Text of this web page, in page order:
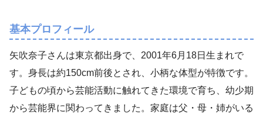
基本プロフィール
矢吹奈子さんは東京都出身で、2001年6月18日生まれで
す。身長は約150cm前後とされ、小柄な体型が特徴です。
子どもの頃から芸能活動に触れてきた環境で育ち、幼少期
から芸能界に関わってきました。家庭は父・母・姉がいる